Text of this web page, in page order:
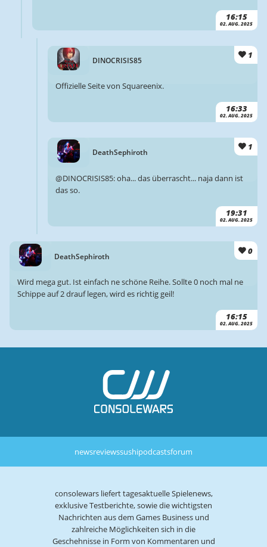
16:15
02. AUG. 2025
DINOCRISIS85
1
16:33
02. AUG. 2025
Offizielle Seite von Squareenix.
DeathSephiroth
1
19:31
02. AUG. 2025
@DINOCRISIS85: oha... das überrascht... naja dann ist
das so.
DeathSephiroth
0
16:15
02. AUG. 2025
Wird mega gut. Ist einfach ne schöne Reihe. Sollte 0 noch mal ne
Schippe auf 2 drauf legen, wird es richtig geil!
newsreviewssushipodcastsforum
consolewars liefert tagesaktuelle Spielenews,
exklusive Testberichte, sowie die wichtigsten
Nachrichten aus dem Games Business und
zahlreiche Möglichkeiten sich in die
Geschehnisse in Form von Kommentaren und